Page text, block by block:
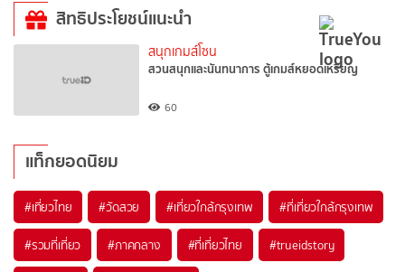
สิทธิประโยชน์แนะนำ
สนุกเกมส์โซน
สวนสนุกและนันทนาการ ตู้เกมส์หยอดเหรียญ
60
แท็กยอดนิยม
#เที่ยวไทย #วัดสวย #เที่ยวใกล้กรุงเทพ #ที่เที่ยวใกล้กรุงเทพ
#รวมที่เที่ยว #ภาคกลาง #ที่เที่ยวไทย #trueidstory